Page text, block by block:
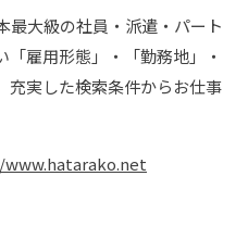
大級の社員・派遣・パート
雇⽤形態」・「勤務地」・
充実した検索条件からお仕事